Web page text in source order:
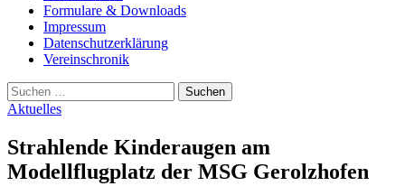
Formulare & Downloads
Impressum
Datenschutzerklärung
Vereinschronik
Suchen
nach:
Aktuelles
Strahlende Kinderaugen am
Modellflugplatz der MSG Gerolzhofen